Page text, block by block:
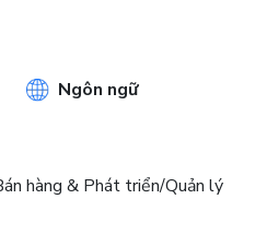
Ngôn ngữ
hàng & Phát triển/Quản lý